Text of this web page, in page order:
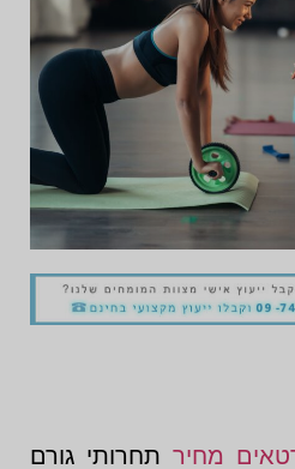
מחיר תחרותי גורם